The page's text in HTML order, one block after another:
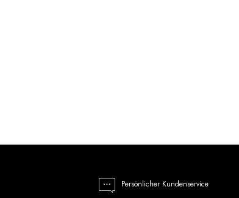
Persönlicher Kundenservice